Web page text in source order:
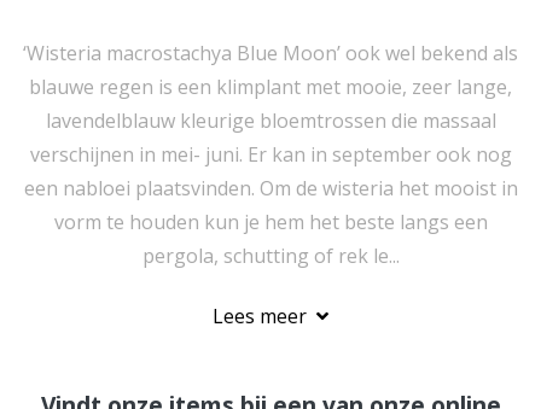
‘Wisteria macrostachya Blue Moon’ ook wel bekend als
blauwe regen is een klimplant met mooie, zeer lange,
lavendelblauw kleurige bloemtrossen die massaal
verschijnen in mei- juni. Er kan in september ook nog
een nabloei plaatsvinden. Om de wisteria het mooist in
vorm te houden kun je hem het beste langs een
pergola, schutting of rek le...
Lees meer